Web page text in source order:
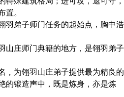
置。
弟子师门任务的起始点，胸中浩
庄师门典籍的地方，是翎羽弟子
为翎羽山庄弟子提供最为精良的
的锻造声中，既是炼身，亦是炼